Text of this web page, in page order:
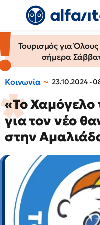
Τουρισμός για
σήμερα
Κοινωνία 23.10.2024 -
«Το Χαμόγελο
για τον νέο
στην